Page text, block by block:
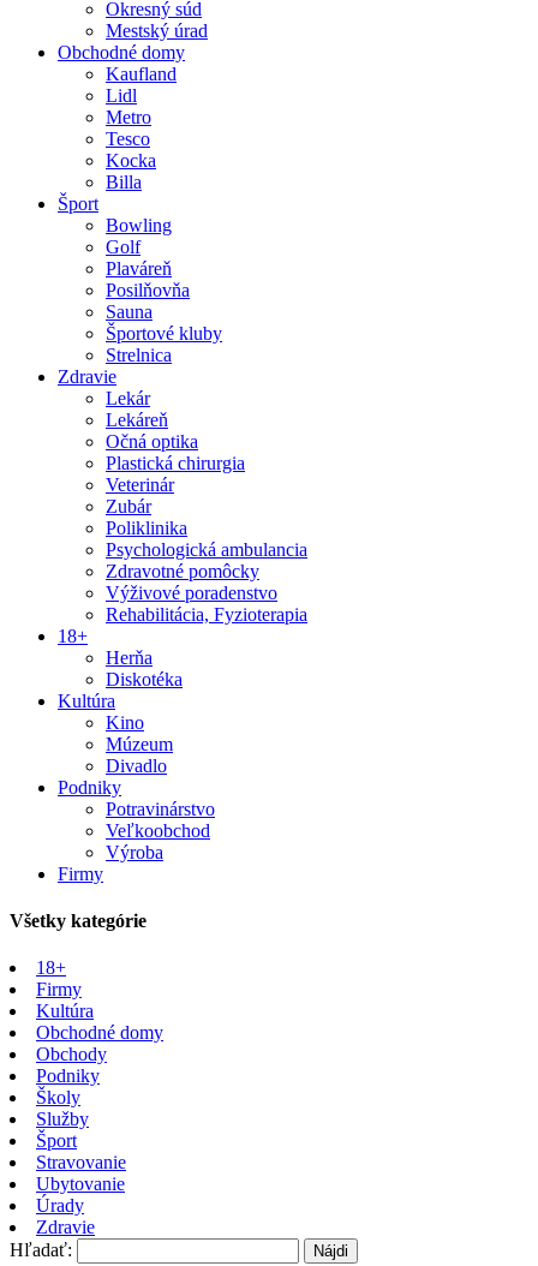
Okresný súd
Mestský úrad
Obchodné domy
Kaufland
Lidl
Metro
Tesco
Kocka
Billa
Šport
Bowling
Golf
Plaváreň
Posilňovňa
Sauna
Športové kluby
Strelnica
Zdravie
Lekár
Lekáreň
Očná optika
Plastická chirurgia
Veterinár
Zubár
Poliklinika
Psychologická ambulancia
Zdravotné pomôcky
Výživové poradenstvo
Rehabilitácia, Fyzioterapia
18+
Herňa
Diskotéka
Kultúra
Kino
Múzeum
Divadlo
Podniky
Potravinárstvo
Veľkoobchod
Výroba
Firmy
Všetky kategórie
18+
Firmy
Kultúra
Obchodné domy
Obchody
Podniky
Školy
Služby
Šport
Stravovanie
Ubytovanie
Úrady
Zdravie
Hľadať: